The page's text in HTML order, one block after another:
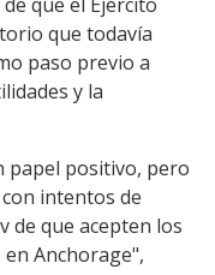
que todavía
paso previo a
y la
papel positivo, pero
intentos de
de que acepten los
Anchorage",